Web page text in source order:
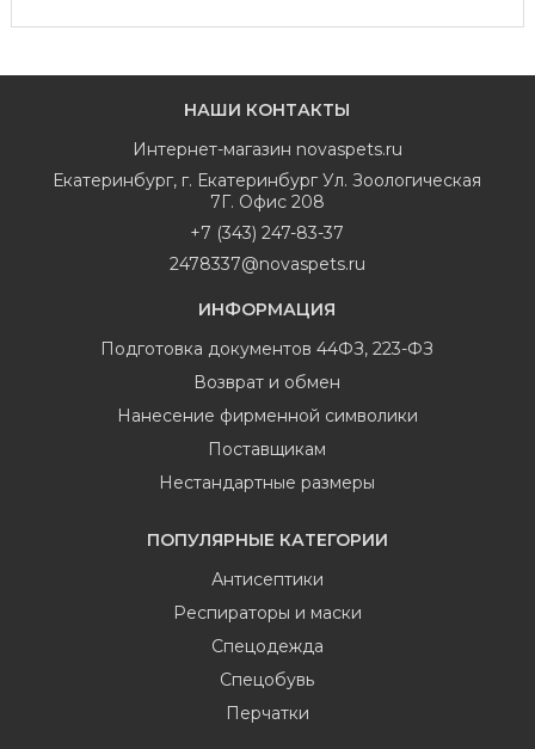
НАШИ КОНТАКТЫ
Интернет-магазин novaspets.ru
Екатеринбург, г. Екатеринбург Ул. Зоологическая
7Г. Офис 208
+7 (343) 247-83-37
2478337@novaspets.ru
ИНФОРМАЦИЯ
Подготовка документов 44ФЗ, 223-ФЗ
Возврат и обмен
Нанесение фирменной символики
Поставщикам
Нестандартные размеры
ПОПУЛЯРНЫЕ КАТЕГОРИИ
Антисептики
Респираторы и маски
Спецодежда
Спецобувь
Перчатки